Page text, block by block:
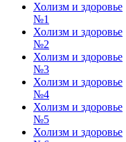
Холизм и здоровье
№1
Холизм и здоровье
№2
Холизм и здоровье
№3
Холизм и здоровье
№4
Холизм и здоровье
№5
Холизм и здоровье